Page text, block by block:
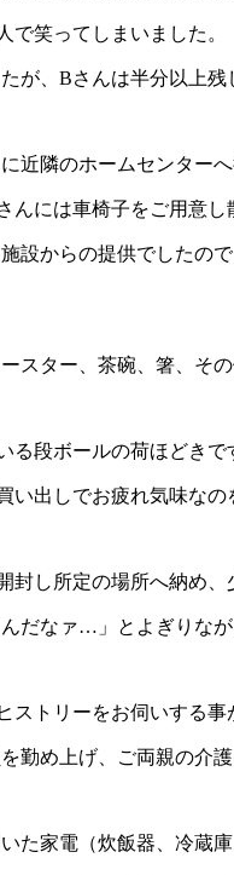
で笑ってしまいました。
が、Bさんは半分以上残
近隣のホームセンターへ
には車椅子をご用意し
設からの提供でしたの
スター、茶碗、箸、そ
段ボールの荷ほどきで
出しでお疲れ気味な
し所定の場所へ納め、
だなァ…」とよぎりな
トリーをお伺いする事
勤め上げ、ご両親の介
た家電（炊飯器、冷蔵